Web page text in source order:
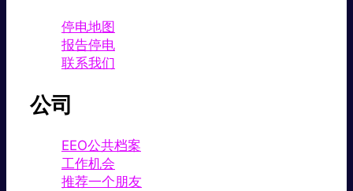
停电地图
报告停电
联系我们
公司
EEO公共档案
工作机会
推荐一个朋友